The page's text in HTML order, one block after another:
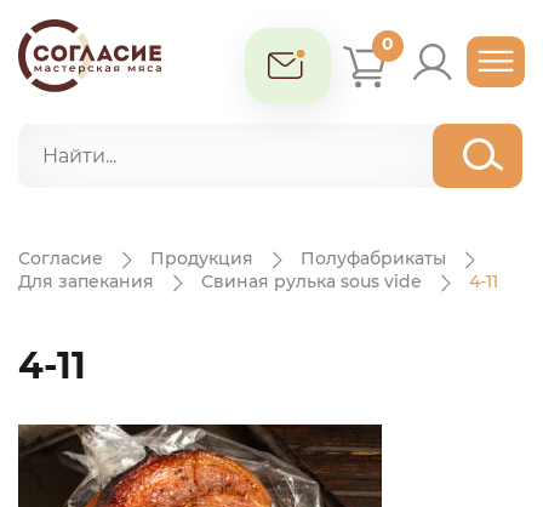
0
Согласие Продукция
Полуфабрикаты
Для запекания
Свиная рулька sous vide 4-11
4-11